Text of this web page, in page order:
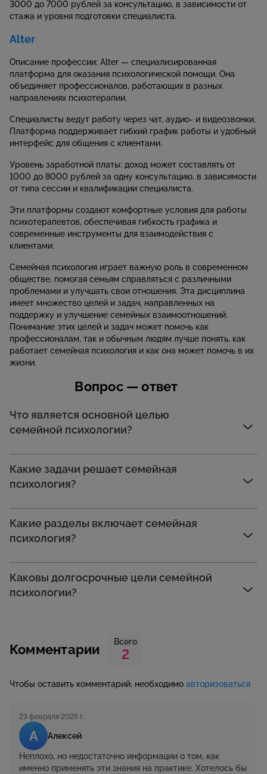
3000 до 7000 рублей за консультацию, в зависимости от
стажа и уровня подготовки специалиста.
Alter
Описание профессии: Alter — специализированная
платформа для оказания психологической помощи. Она
объединяет профессионалов, работающих в разных
направлениях психотерапии.
Специалисты ведут работу через чат, аудио- и видеозвонки.
Платформа поддерживает гибкий график работы и удобный
интерфейс для общения с клиентами.
Уровень заработной платы: доход может составлять от
1000 до 8000 рублей за одну консультацию, в зависимости
от типа сессии и квалификации специалиста.
Эти платформы создают комфортные условия для работы
психотерапевтов, обеспечивая гибкость графика и
современные инструменты для взаимодействия с
клиентами.
Семейная психология играет важную роль в современном
обществе, помогая семьям справляться с различными
проблемами и улучшать свои отношения. Эта дисциплина
имеет множество целей и задач, направленных на
поддержку и улучшение семейных взаимоотношений.
Понимание этих целей и задач может помочь как
профессионалам, так и обычным людям лучше понять, как
работает семейная психология и как она может помочь в их
жизни.
Вопрос — ответ
Что является основной целью
семейной психологии?
Какие задачи решает семейная
психология?
Какие разделы включает семейная
психология?
Каковы долгосрочные цели семейной
психологии?
Комментарии Всего
2
Чтобы оставить комментарий, необходимо авторизоваться
А Алексей
23 февраля 2025 г.
Неплохо, но недостаточно информации о том, как
именно применять эти знания на практике. Хотелось бы